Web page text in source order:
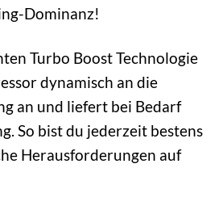
Dominanz!
Turbo Boost Technologie
dynamisch an die
an und liefert bei Bedarf
So bist du jederzeit bestens
Herausforderungen auf